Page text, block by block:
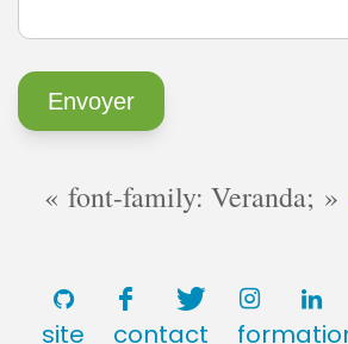
font-family: Veranda;
site
contact